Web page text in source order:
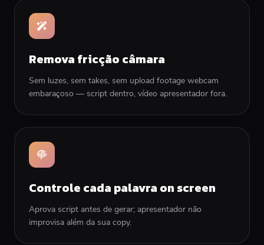
Remova fricção câmara
Sem luzes, sem takes, sem upload footage webcam
embaraçoso — script dentro, vídeo apresentador fora.
Controle cada palavra on screen
Aprova script antes de gerar; apresentador não
improvisa além da sua copy.